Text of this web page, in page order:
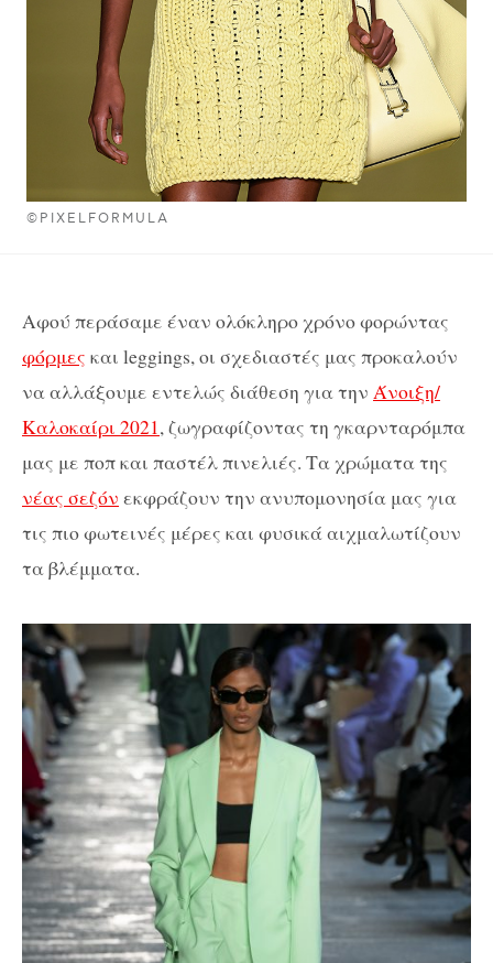
©PIXELFORMULA
Αφού περάσαμε έναν ολόκληρο χρόνο φορώντας
φόρμες και leggings, οι σχεδιαστές μας προκαλούν
να αλλάξουμε εντελώς διάθεση για την Άνοιξη/
Καλοκαίρι 2021, ζωγραφίζοντας τη γκαρνταρόμπα
μας με ποπ και παστέλ πινελιές. Τα χρώματα της
νέας σεζόν εκφράζουν την ανυπομονησία μας για
τις πιο φωτεινές μέρες και φυσικά αιχμαλωτίζουν
τα βλέμματα.